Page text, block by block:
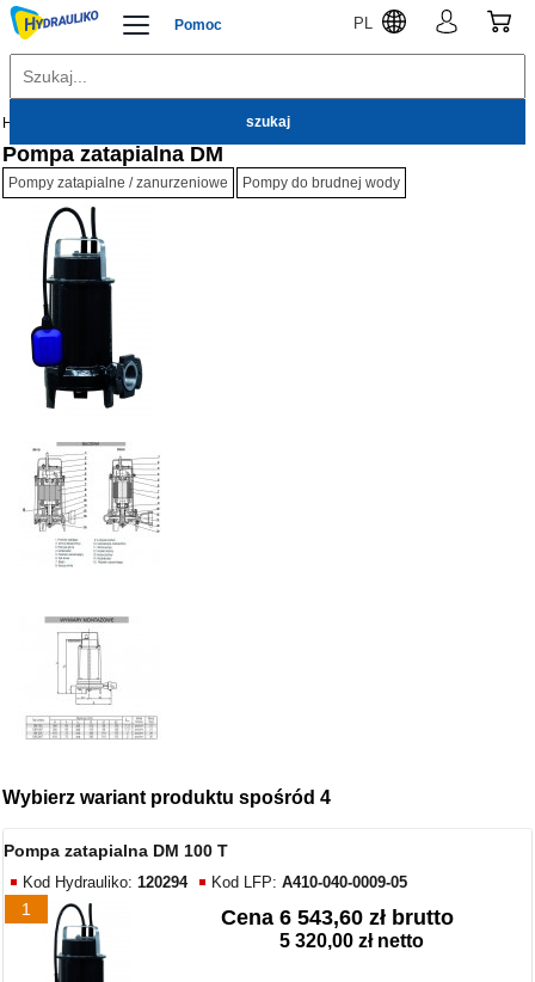
Pomoc PL
Hydrauliko Pompy zatapialne / zanurzeniowe
Pompa zatapialna DM
Pompy zatapialne / zanurzeniowe Pompy do brudnej wody
Wybierz wariant produktu spośród 4
1
Pompa zatapialna DM 100 T
Kod Hydrauliko:120294 Kod LFP:A410-040-0009-05
Cena 6 543,60 zł brutto
5 320,00 zł netto